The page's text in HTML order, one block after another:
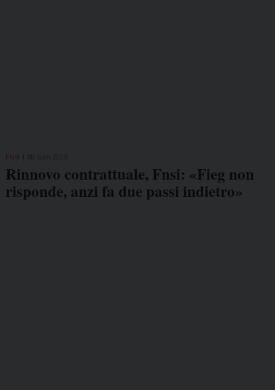
FNSI
Rinnovo contrattuale, Fnsi: «Fieg non
risponde, anzi fa due passi indietro»